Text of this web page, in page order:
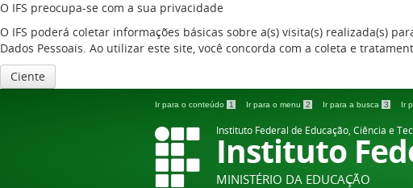
O IFS preocupa-se com a sua privacidade
O IFS poderá coletar informações básicas sobre a(s) visita(s) realizada(s)
Dados Pessoais. Ao utilizar este site, você concorda com a coleta e
Ciente
Ir para o conteúdo 1 Ir para o menu 2 Ir para a busca 3 Ir
Instituto Federal de Educação, Ciência e
Instituto
MINISTÉRIO DA EDUCAÇÃO